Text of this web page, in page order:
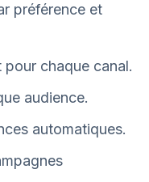
préférence et
pour chaque canal.
audience.
automatiques.